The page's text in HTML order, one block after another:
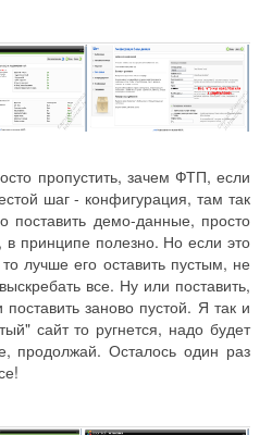
пропустить, зачем ФТП, если
шаг - конфигурация, там так
демо-данные, просто
в принципе полезно. Но если это
лучше его оставить пустым, не
все. Ну или поставить,
поставить заново пустой. Я так и
сайт то ругнется, надо будет
продолжай. Осталось один раз